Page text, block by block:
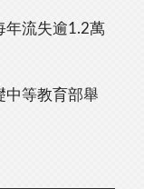
年流失逾1.2萬
中等教育部舉